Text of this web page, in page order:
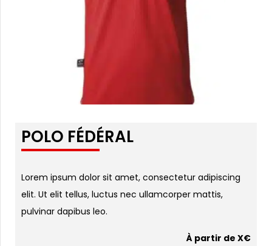
POLO FÉDÉRAL
Lorem ipsum dolor sit amet, consectetur adipiscing
elit. Ut elit tellus, luctus nec ullamcorper mattis,
pulvinar dapibus leo.
À partir de X€